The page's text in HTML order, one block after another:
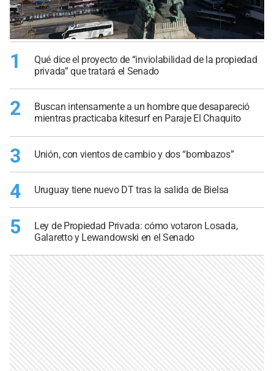
1
Qué dice el proyecto de “inviolabilidad de la propiedad
privada” que tratará el Senado
2
Buscan intensamente a un hombre que desapareció
mientras practicaba kitesurf en Paraje El Chaquito
3 Unión, con vientos de cambio y dos “bombazos”
4 Uruguay tiene nuevo DT tras la salida de Bielsa
5
Ley de Propiedad Privada: cómo votaron Losada,
Galaretto y Lewandowski en el Senado